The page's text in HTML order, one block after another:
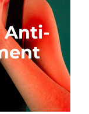
Anti-